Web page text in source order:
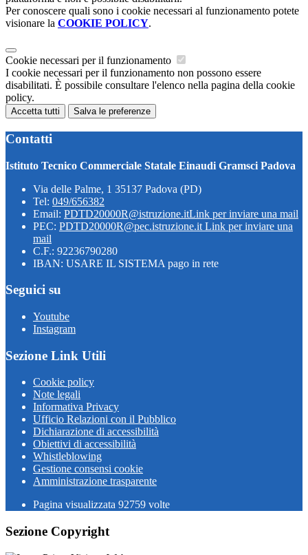
Per conoscere quali sono i cookie necessari al funzionamento potete
visionare la COOKIE POLICY.
Cookie necessari per il funzionamento
I cookie necessari per il funzionamento non possono essere
disabilitati. È possibile consultare l'elenco nella pagina della cookie
policy.
Accetta tutti Salva le preferenze
Contatti
Istituto Tecnico Commerciale Statale Einaudi Gramsci Padova
Via delle Palme, 1 35137 Padova (PD)
Tel: 049/656382
Email: PDTD20000R@istruzione.itLink per inviare una mail
PEC: PDTD20000R@pec.istruzione.it Link per inviare una
mail
C.F.: 92236790280
IBAN: USARE IL SISTEMA pago in rete
Seguici su
Youtube
Instagram
Sezione Link Utili
Cookie policy
Note legali
Informativa Privacy
Ufficio Relazioni con il Pubblico
Dichiarazione di accessibilità
Obiettivi di accessibilità
Whistleblowing
Gestione consensi cookie
Amministrazione trasparente
Pagina visualizzata 92759 volte
Sezione Copyright